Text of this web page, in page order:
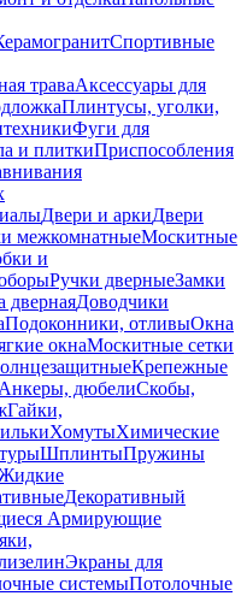
Спортивные
траваАксессуары для
Плинтусы, уголки,
Фуги для
и плиткиПриспособления
Двери и аркиДвери
межкомнатныеМоскитные
и
Ручки дверныеЗамки
двернаяДоводчики
Подоконники, отливыОкна
окнаМоскитные сетки
Крепежные
Анкеры, дюбелиСкобы,
Гайки,
ХомутыХимические
ШплинтыПружины
Декоративный
Армирующие
Экраны для
системыПотолочные